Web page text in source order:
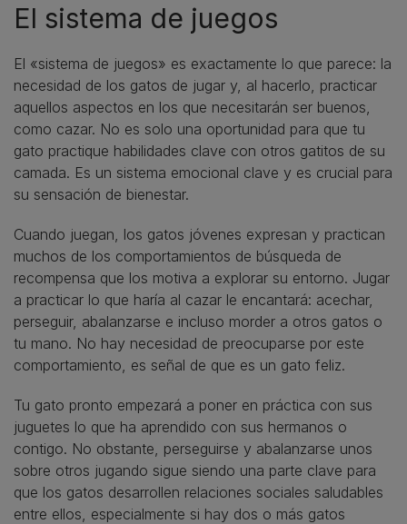
El sistema de juegos
El «sistema de juegos» es exactamente lo que parece: la
necesidad de los gatos de jugar y, al hacerlo, practicar
aquellos aspectos en los que necesitarán ser buenos,
como cazar. No es solo una oportunidad para que tu
gato practique habilidades clave con otros gatitos de su
camada. Es un sistema emocional clave y es crucial para
su sensación de bienestar.
Cuando juegan, los gatos jóvenes expresan y practican
muchos de los comportamientos de búsqueda de
recompensa que los motiva a explorar su entorno. Jugar
a practicar lo que haría al cazar le encantará: acechar,
perseguir, abalanzarse e incluso morder a otros gatos o
tu mano. No hay necesidad de preocuparse por este
comportamiento, es señal de que es un gato feliz.
Tu gato pronto empezará a poner en práctica con sus
juguetes lo que ha aprendido con sus hermanos o
contigo. No obstante, perseguirse y abalanzarse unos
sobre otros jugando sigue siendo una parte clave para
que los gatos desarrollen relaciones sociales saludables
entre ellos, especialmente si hay dos o más gatos